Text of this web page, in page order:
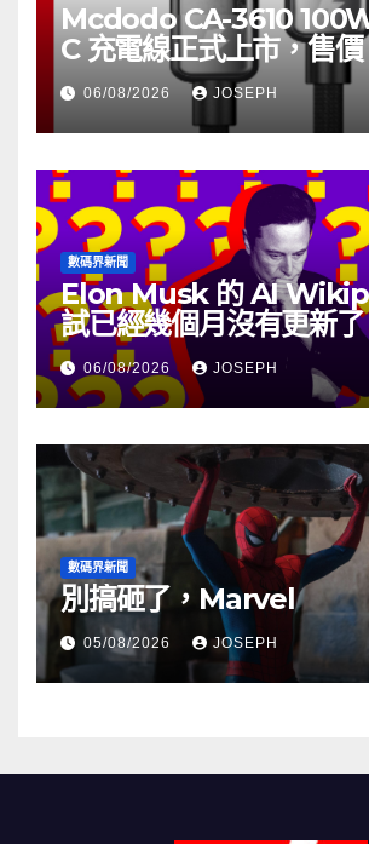
Mcdodo CA-3610
C 充電線正式上市，售價
06/08/2026 JOSEPH
數碼界新聞
Elon Musk 的 AI
試已經幾個月沒有更新了
06/08/2026 JOSEPH
數碼界新聞
別搞砸了，Marvel
05/08/2026 JOSEPH